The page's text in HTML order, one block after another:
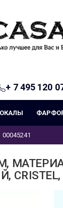
+ 7 495 120
00045241